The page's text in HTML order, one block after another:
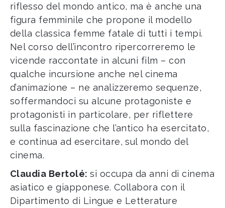
riflesso del mondo antico, ma è anche una
figura femminile che propone il modello
della classica femme fatale di tutti i tempi.
Nel corso dell’incontro ripercorreremo le
vicende raccontate in alcuni film – con
qualche incursione anche nel cinema
d’animazione – ne analizzeremo sequenze,
soffermandoci su alcune protagoniste e
protagonisti in particolare, per riflettere
sulla fascinazione che l’antico ha esercitato,
e continua ad esercitare, sul mondo del
cinema.
Claudia Bertolé:si occupa da anni di cinema
asiatico e giapponese. Collabora con il
Dipartimento di Lingue e Letterature